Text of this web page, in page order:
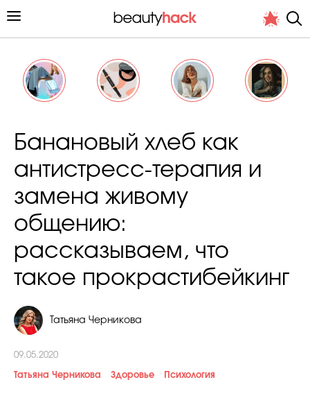
Хит недели от стилиста
Косметичка профи
Вопрос эксперту
Папа может
Банановый хлеб как
антистресс-терапия и
замена живому
общению:
рассказываем, что
такое прокрастибейкинг
Татьяна Черникова
09.05.2020
Татьяна Черникова Здоровье Психология